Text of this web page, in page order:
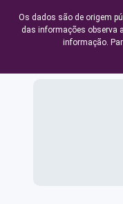
Os dados são de origem
das informações observa
informação.